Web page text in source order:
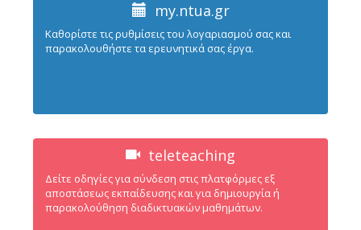
my.ntua.gr
Καθορίστε τις ρυθμίσεις του λογαριασμού σας και
παρακολουθήστε τα ερευνητικά σας έργα.
teleteaching
Δείτε οδηγίες για σύνδεση στις πλατφόρμες εξ
αποστάσεως εκπαίδευσης και για δημιουργία ή
παρακολούθηση διαδικτυακών μαθημάτων.